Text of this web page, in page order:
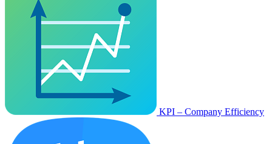
KPI – Company Efficiency